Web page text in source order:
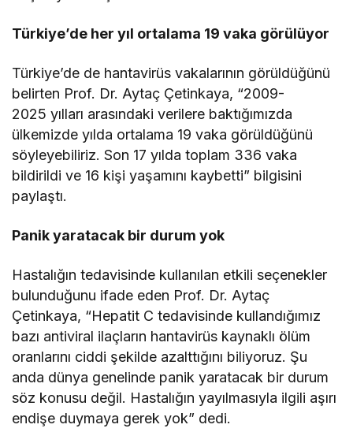
Türkiye’de her yıl ortalama 19 vaka görülüyor
Türkiye’de de hantavirüs vakalarının görüldüğünü
belirten Prof. Dr. Aytaç Çetinkaya, “2009-
2025 yılları arasındaki verilere baktığımızda
ülkemizde yılda ortalama 19 vaka görüldüğünü
söyleyebiliriz. Son 17 yılda toplam 336 vaka
bildirildi ve 16 kişi yaşamını kaybetti” bilgisini
paylaştı.
Panik yaratacak bir durum yok
Hastalığın tedavisinde kullanılan etkili seçenekler
bulunduğunu ifade eden Prof. Dr. Aytaç
Çetinkaya, “Hepatit C tedavisinde kullandığımız
bazı antiviral ilaçların hantavirüs kaynaklı ölüm
oranlarını ciddi şekilde azalttığını biliyoruz. Şu
anda dünya genelinde panik yaratacak bir durum
söz konusu değil. Hastalığın yayılmasıyla ilgili aşırı
endişe duymaya gerek yok” dedi.